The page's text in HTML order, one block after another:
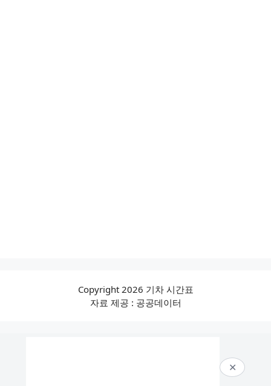
Copyright 2026 기차 시간표
자료 제공 : 공공데이터
✕